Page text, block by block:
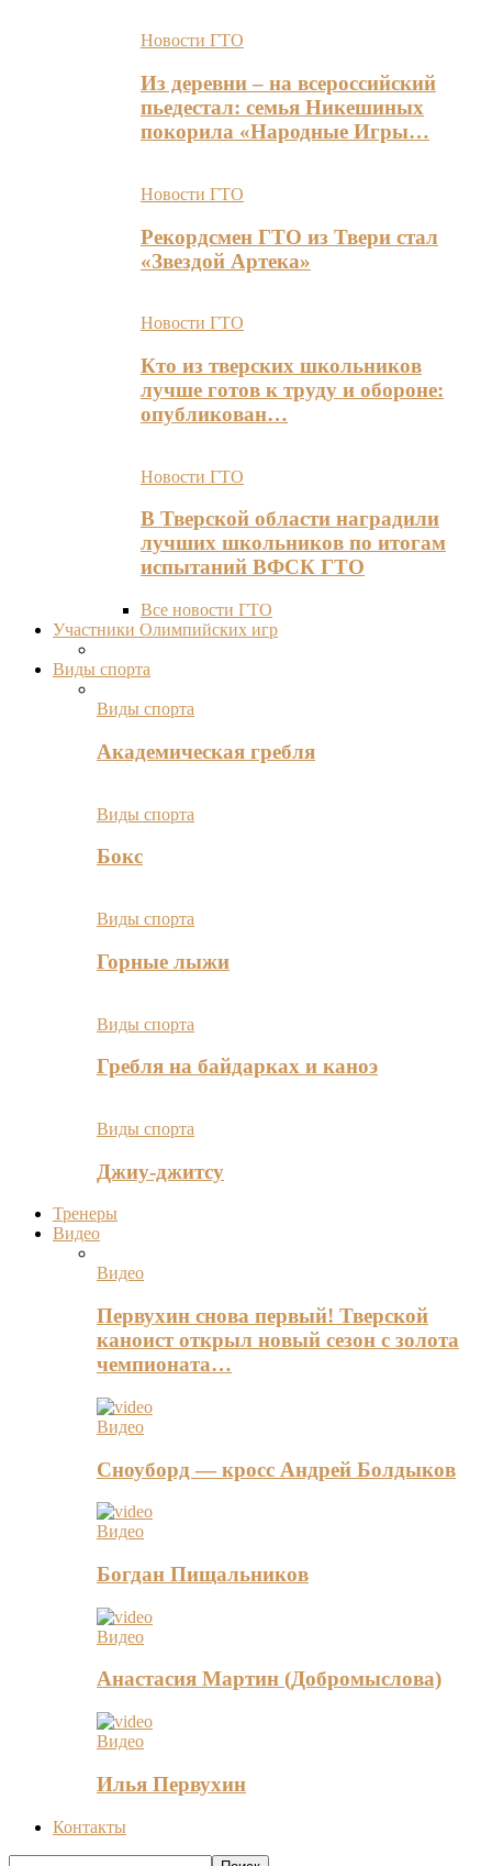
Новости ГТО
Из деревни – на всероссийский
пьедестал: семья Никешиных
покорила «Народные Игры…
Новости ГТО
Рекордсмен ГТО из Твери стал
«Звездой Артека»
Новости ГТО
Кто из тверских школьников
лучше готов к труду и обороне:
опубликован…
Новости ГТО
В Тверской области наградили
лучших школьников по итогам
испытаний ВФСК ГТО
Все новости ГТО
Участники Олимпийских игр
Виды спорта
Виды спорта
Академическая гребля
Виды спорта
Бокс
Виды спорта
Горные лыжи
Виды спорта
Гребля на байдарках и каноэ
Виды спорта
Джиу-джитсу
Тренеры
Видео
Видео
Первухин снова первый! Тверской
каноист открыл новый сезон с золота
чемпионата…
Видео
Сноуборд — кросс Андрей Болдыков
Видео
Богдан Пищальников
Видео
Анастасия Мартин (Добромыслова)
Видео
Илья Первухин
Контакты